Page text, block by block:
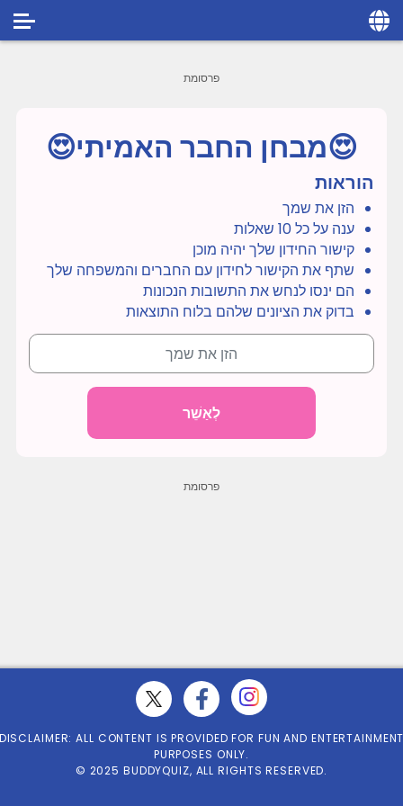
Privacy
Terms & Conditions
About us
Contact us
😍מבחן החבר האמיתי😍
הוראות
הזן את שמך
ענה על כל 10 שאלות
קישור החידון שלך יהיה מוכן
שתף את הקישור לחידון עם החברים והמשפחה שלך
הם ינסו לנחש את התשובות הנכונות
בדוק את הציונים שלהם בלוח התוצאות
לְאַשֵׁר
ALL CONTENT IS PROVIDED FOR FUN AND
PURPOSES ONLY.
© 2025 BUDDYQUIZ, ALL RIGHTS RESERVED.